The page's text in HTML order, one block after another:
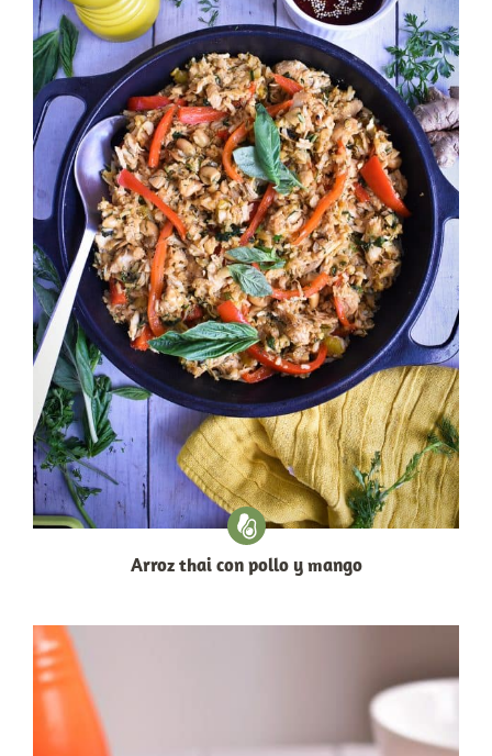
Arroz thai con pollo y mango